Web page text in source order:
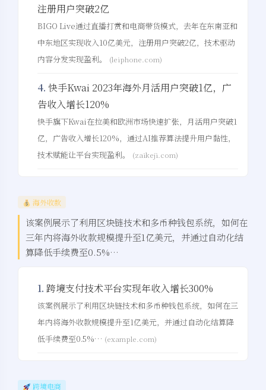
注册用户突破2亿
BIGO Live通过直播打赏和电商带货模式，去年在东南亚和
中东地区实现收入10亿美元，注册用户突破2亿，技术驱动
内容分发实现盈利。
(leiphone.com)
4. 快手Kwai 2023年海外月活用户突破1亿，广
告收入增长120%
快手旗下Kwai在拉美和欧洲市场快速扩张，月活用户突破1
亿，广告收入增长120%，通过AI推荐算法提升用户黏性，
技术赋能让平台实现盈利。
(zaikeji.com)
海外收款
该案例展示了利用区块链技术和多币种钱包系统，如何在
三年内将海外收款规模提升至1亿美元，并通过自动化结
算降低手续费至0.5%…
1. 跨境支付技术平台实现年收入增长300%
该案例展示了利用区块链技术和多币种钱包系统，如何在三
年内将海外收款规模提升至1亿美元，并通过自动化结算降
低手续费至0.5%… (example.com)
跨境电商